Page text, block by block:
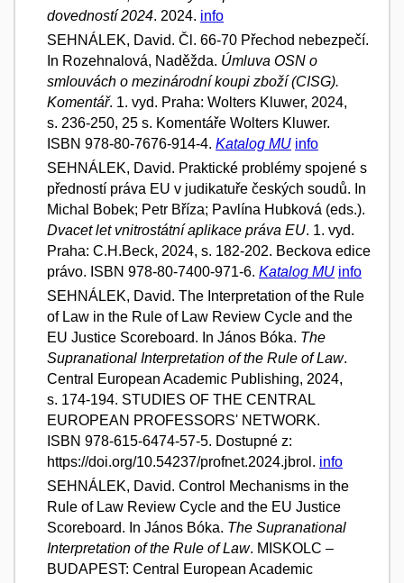
dovedností 2024. 2024. info
SEHNÁLEK, David. Čl. 66-70 Přechod nebezpečí.
In Rozehnalová, Naděžda. Úmluva OSN o
smlouvách o mezinárodní koupi zboží (CISG).
Komentář. 1. vyd. Praha: Wolters Kluwer, 2024,
s. 236-250, 25 s. Komentáře Wolters Kluwer.
ISBN 978-80-7676-914-4. Katalog MU info
SEHNÁLEK, David. Praktické problémy spojené s
předností práva EU v judikatuře českých soudů. In
Michal Bobek; Petr Bříza; Pavlína Hubková (eds.).
Dvacet let vnitrostátní aplikace práva EU. 1. vyd.
Praha: C.H.Beck, 2024, s. 182-202. Beckova edice
právo. ISBN 978-80-7400-971-6. Katalog MU info
SEHNÁLEK, David. The Interpretation of the Rule
of Law in the Rule of Law Review Cycle and the
EU Justice Scoreboard. In János Bóka. The
Supranational Interpretation of the Rule of Law.
Central European Academic Publishing, 2024,
s. 174-194. STUDIES OF THE CENTRAL
EUROPEAN PROFESSORS' NETWORK.
ISBN 978-615-6474-57-5. Dostupné z:
https://doi.org/10.54237/profnet.2024.jbrol. info
SEHNÁLEK, David. Control Mechanisms in the
Rule of Law Review Cycle and the EU Justice
Scoreboard. In János Bóka. The Supranational
Interpretation of the Rule of Law. MISKOLC –
BUDAPEST: Central European Academic